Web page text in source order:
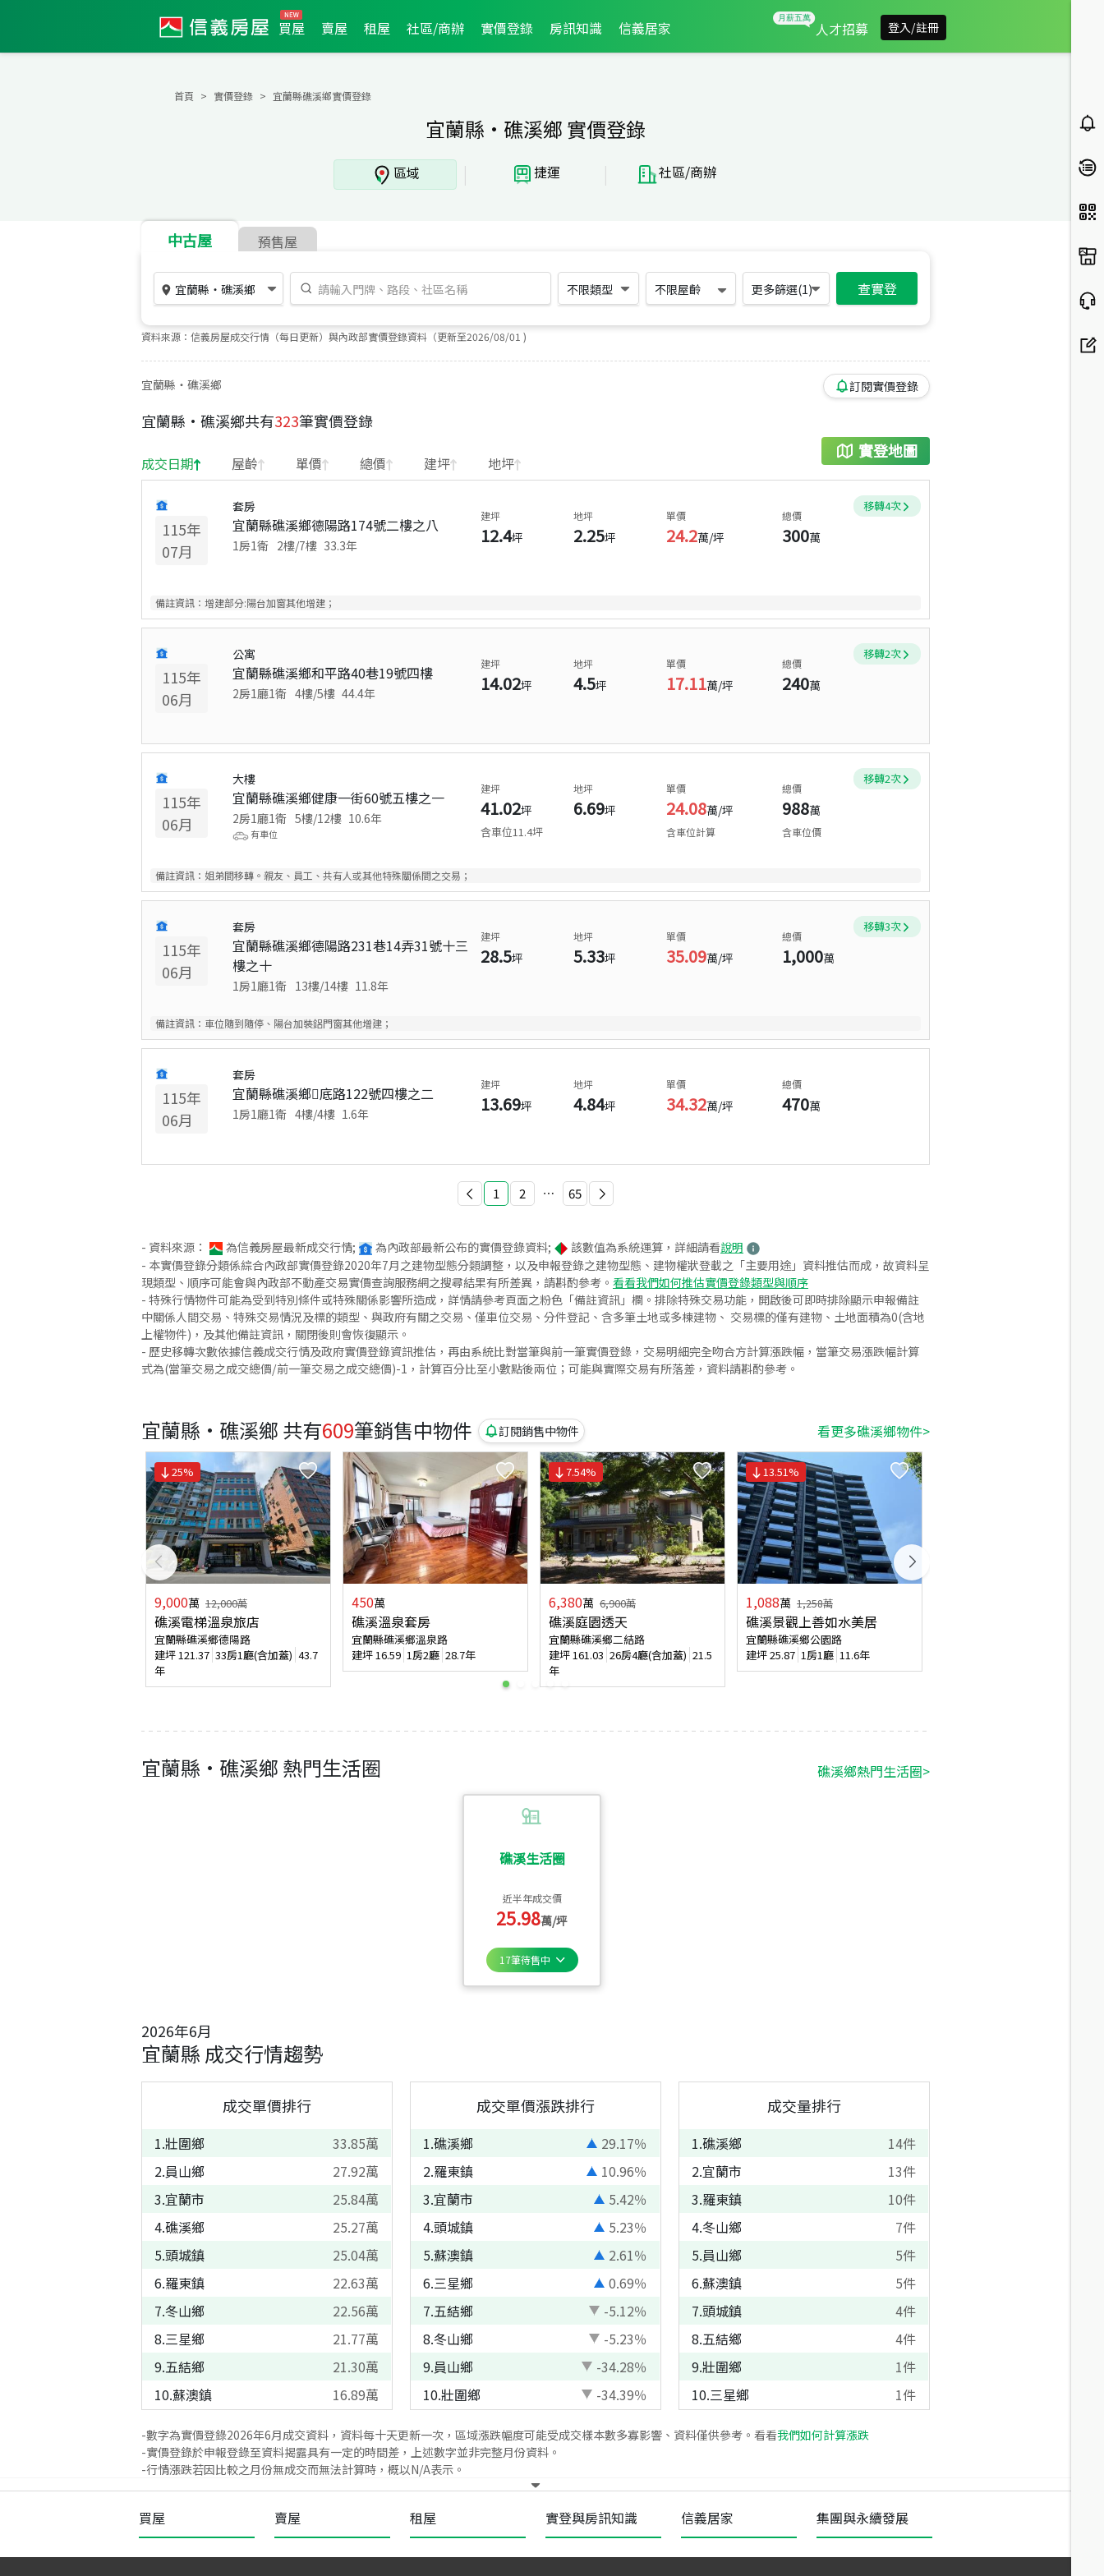
買屋 賣屋 租屋 社區/商辦 實價登錄 房訊知識 信義居家 人才招募 登入/註冊
首頁 實價登錄 宜蘭縣礁溪鄉實價登錄
宜蘭縣·礁溪鄉 實價登錄
區域 | 捷運 | 社區/商辦
中古屋 預售屋
宜蘭縣 ・ 礁溪鄉 不限類型 不限屋齡 更多篩選(1) 查實登
資料來源：信義房屋成交行情（每日更新）與內政部實價登錄資料（更新至2026/08/01 )
宜蘭縣・礁溪鄉 訂閱實價登錄
宜蘭縣 · 礁溪鄉共有323筆實價登錄
實登地圖
成交日期 屋齡 單價 總價 建坪 地坪
115年
07月
套房
宜蘭縣礁溪鄉德陽路174號二樓之八
1房1衛 2樓/7樓 33.3年
建坪
12.4坪
地坪
2.25坪
單價
24.2萬/坪
總價
300萬
移轉4次
備註資訊： 增建部分:陽台加窗其他增建；
115年
06月
公寓
宜蘭縣礁溪鄉和平路40巷19號四樓
2房1廳1衛 4樓/5樓 44.4年
建坪
14.02坪
地坪
4.5坪
單價
17.11萬/坪
總價
240萬
移轉2次
115年
06月
大樓
宜蘭縣礁溪鄉健康一街60號五樓之一
2房1廳1衛 5樓/12樓 10.6年
有車位
建坪
41.02坪
含車位11.4坪
地坪
6.69坪
單價
24.08萬/坪
含車位計算
總價
988萬
含車位價
移轉2次
備註資訊： 姐弟間移轉。親友、員工、共有人或其他特殊關係間之交易；
115年
06月
套房
宜蘭縣礁溪鄉德陽路231巷14弄31號十三
樓之十
1房1廳1衛 13樓/14樓 11.8年
建坪
28.5坪
地坪
5.33坪
單價
35.09萬/坪
總價
1,000萬
移轉3次
備註資訊： 車位隨到隨停、陽台加裝鋁門窗其他增建；
115年
06月
套房
宜蘭縣礁溪鄉底路122號四樓之二
1房1廳1衛 4樓/4樓 1.6年
建坪
13.69坪
地坪
4.84坪
單價
34.32萬/坪
總價
470萬
1 2 ⋯ 65
- 資料來源： 為信義房屋最新成交行情; 為內政部最新公布的實價登錄資料; 該數值為系統運算，詳細請看說明
- 本實價登錄分類係綜合內政部實價登錄2020年7月之建物型態分類調整，以及申報登錄之建物型態、建物權狀登載之「主要用途」資料推估而成，故資料呈
現類型、順序可能會與內政部不動產交易實價查詢服務網之搜尋結果有所差異，請斟酌參考。 看看我們如何推估實價登錄類型與順序
- 特殊行情物件可能為受到特別條件或特殊關係影響所造成，詳情請參考頁面之粉色「備註資訊」欄。排除特殊交易功能，開啟後可即時排除顯示申報備註
中關係人間交易、特殊交易情況及標的類型、與政府有關之交易、僅車位交易、分件登記、含多筆土地或多棟建物、 交易標的僅有建物、土地面積為0(含地
上權物件)，及其他備註資訊，關閉後則會恢復顯示。
- 歷史移轉次數依據信義成交行情及政府實價登錄資訊推估，再由系統比對當筆與前一筆實價登錄，交易明細完全吻合方計算漲跌幅，當筆交易漲跌幅計算
式為(當筆交易之成交總價/前一筆交易之成交總價)-1，計算百分比至小數點後兩位；可能與實際交易有所落差，資料請斟酌參考。
宜蘭縣·礁溪鄉 共有609筆銷售中物件 訂閱銷售中物件 看更多礁溪鄉物件>
25%
9,000萬 12,000萬
礁溪電梯溫泉旅店
宜蘭縣礁溪鄉德陽路
建坪 121.37 33房1廳(含加蓋) 43.7
年
450萬
礁溪溫泉套房
宜蘭縣礁溪鄉溫泉路
建坪 16.59 1房2廳 28.7年
7.54%
6,380萬 6,900萬
礁溪庭園透天
宜蘭縣礁溪鄉二結路
建坪 161.03 26房4廳(含加蓋) 21.5
年
13.51%
1,088萬 1,258萬
礁溪景觀上善如水美居
宜蘭縣礁溪鄉公園路
建坪25.87 1房1廳 11.6年
宜蘭縣 · 礁溪鄉 熱門生活圈 礁溪鄉熱門生活圈>
礁溪生活圈
近半年成交價
25.98萬/坪
17筆待售中
2026年6月
宜蘭縣 成交行情趨勢
成交單價排行
1.壯圍鄉 33.85萬
2.員山鄉 27.92萬
3.宜蘭市 25.84萬
4.礁溪鄉 25.27萬
5.頭城鎮 25.04萬
6.羅東鎮 22.63萬
7.冬山鄉 22.56萬
8.三星鄉 21.77萬
9.五結鄉 21.30萬
10.蘇澳鎮 16.89萬
成交單價漲跌排行
1.礁溪鄉 29.17％
2.羅東鎮 10.96％
3.宜蘭市 5.42％
4.頭城鎮 5.23％
5.蘇澳鎮 2.61％
6.三星鄉 0.69％
7.五結鄉 -5.12％
8.冬山鄉 -5.23％
9.員山鄉 -34.28％
10.壯圍鄉 -34.39％
成交量排行
1.礁溪鄉 14件
2.宜蘭市 13件
3.羅東鎮 10件
4.冬山鄉 7件
5.員山鄉 5件
6.蘇澳鎮 5件
7.頭城鎮 4件
8.五結鄉 4件
9.壯圍鄉 1件
10.三星鄉 1件
-數字為實價登錄2026年6月成交資料，資料每十天更新一次，區域漲跌幅度可能受成交樣本數多寡影響、資料僅供參考。看看我們如何計算漲跌
-實價登錄於申報登錄至資料揭露具有一定的時間差，上述數字並非完整月份資料。
-行情漲跌若因比較之月份無成交而無法計算時，概以N/A表示。
買屋 賣屋 租屋 實登與房訊知識 信義居家 集團與永續發展